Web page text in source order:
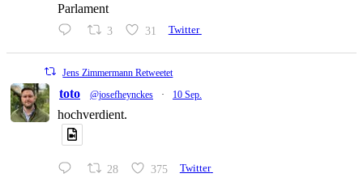
Parlament
3 31 Twitter
Jens Zimmermann Retweetet
toto @josefheynckes · 10 Sep.
hochverdient.
28 375 Twitter